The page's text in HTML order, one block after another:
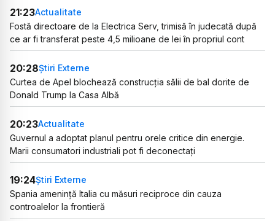
21:23Actualitate
Fostă directoare de la Electrica Serv, trimisă în judecată după
ce ar fi transferat peste 4,5 milioane de lei în propriul cont
20:28Știri Externe
Curtea de Apel blochează construcția sălii de bal dorite de
Donald Trump la Casa Albă
20:23Actualitate
Guvernul a adoptat planul pentru orele critice din energie.
Marii consumatori industriali pot fi deconectați
19:24Știri Externe
Spania amenință Italia cu măsuri reciproce din cauza
controalelor la frontieră